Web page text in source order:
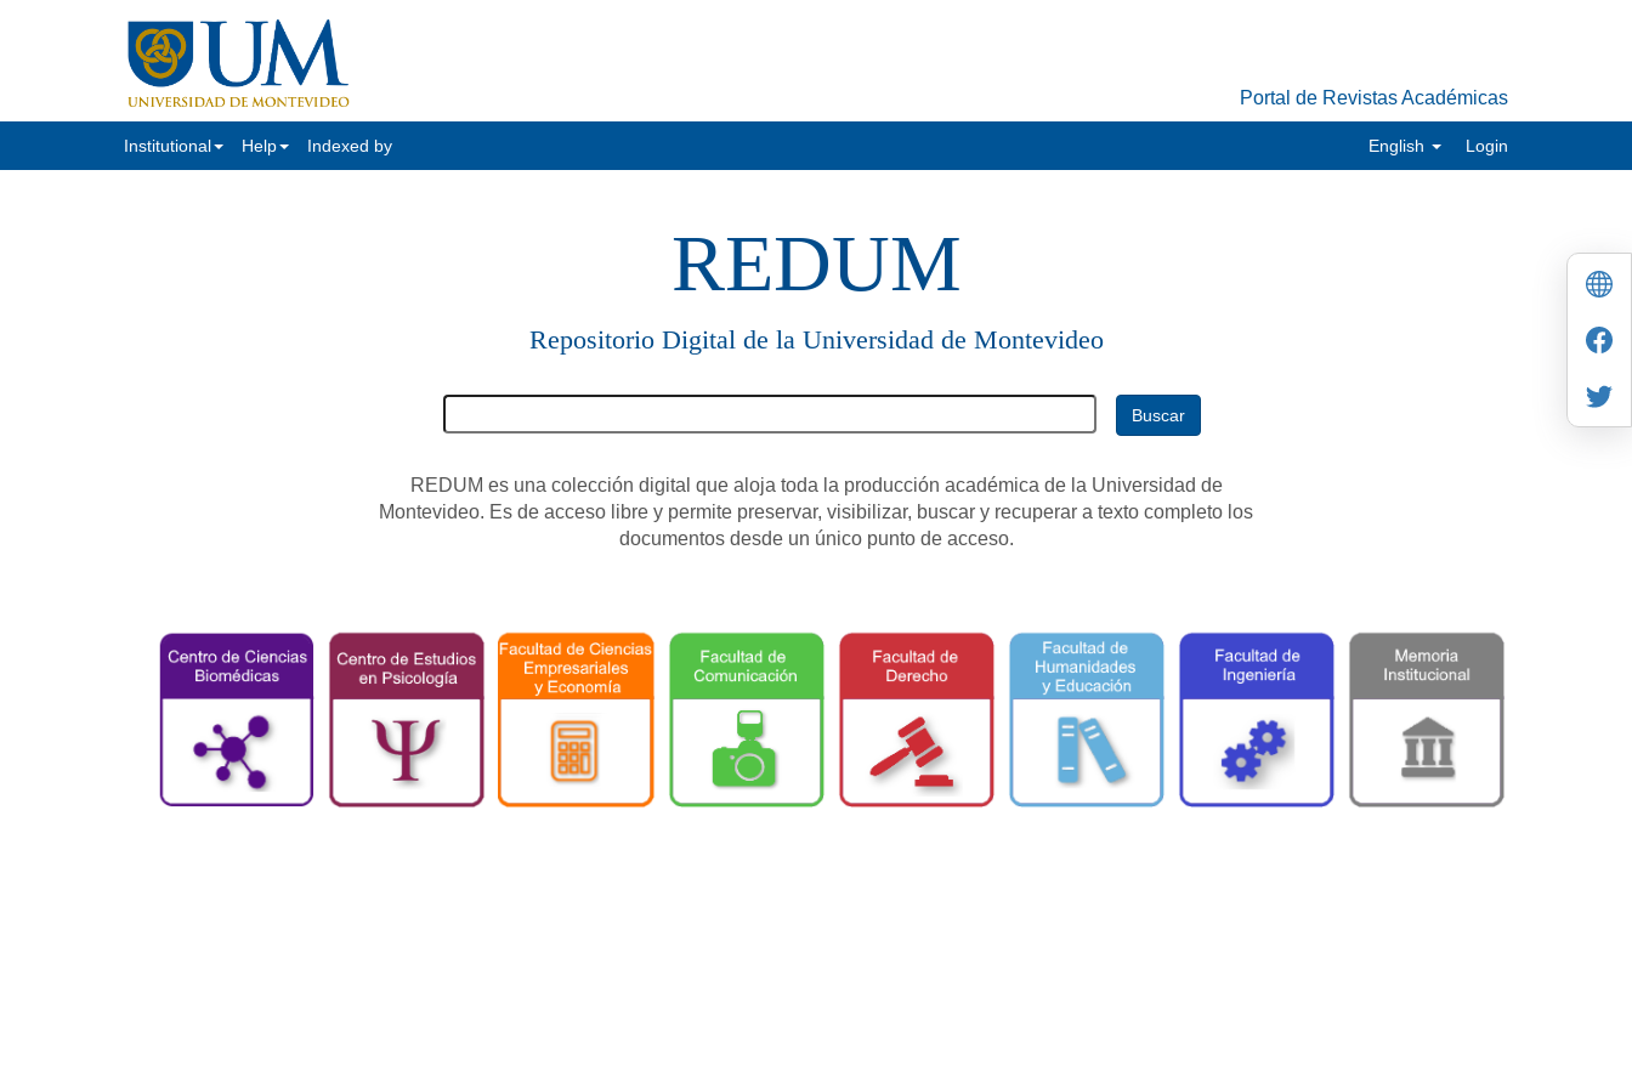
Portal de Revistas Académicas
Institutional Help Indexed by English Login
REDUM
Repositorio Digital de la Universidad de Montevideo
Buscar
REDUM es una colección digital que aloja toda la producción académica de la Universidad de
Montevideo. Es de acceso libre y permite preservar, visibilizar, buscar y recuperar a texto completo los
documentos desde un único punto de acceso.